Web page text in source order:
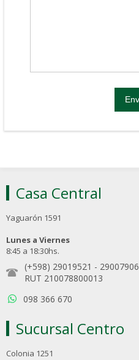
Casa Central
Yaguarón 1591
Lunes a Viernes
8:45 a 18:30hs.
(+598) 29019521 - 29007906
RUT 210078800013
098 366 670
Sucursal Centro
Colonia 1251